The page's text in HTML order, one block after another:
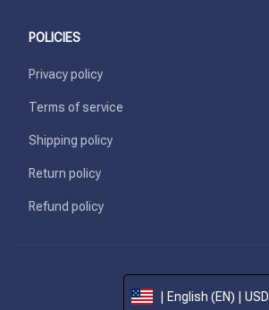
POLICIES
Privacy policy
Terms of service
Shipping policy
Return policy
Refund policy
| English (EN) | USD